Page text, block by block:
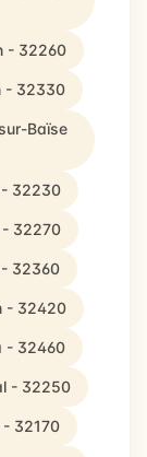
- 32260
- 32330
Baïse
- 32230
- 32270
32360
- 32420
- 32460
- 32250
- 32170